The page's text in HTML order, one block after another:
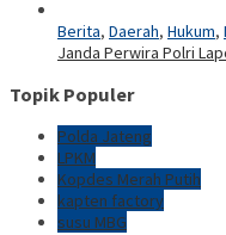
Berita, Daerah, Hukum,
Janda Perwira Polri
Topik Populer
Polda Jateng
LPKM
Kopdes Merah Putih
kapten factory
susu MBG